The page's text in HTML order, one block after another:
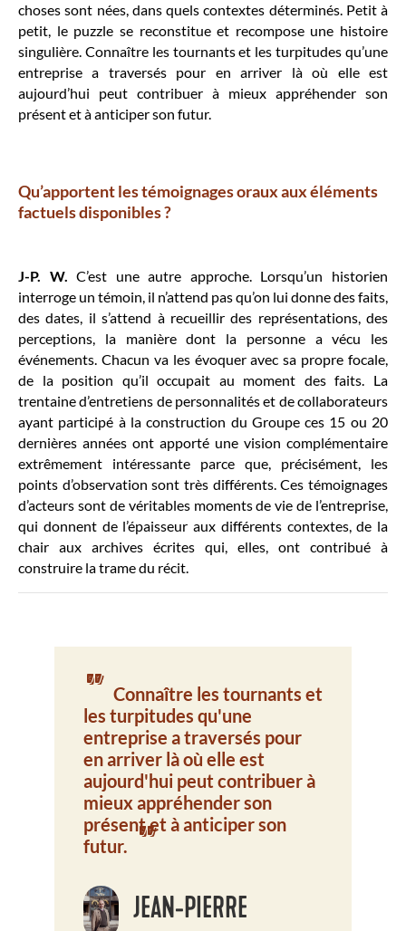
choses sont nées, dans quels contextes déterminés. Petit à
petit, le puzzle se reconstitue et recompose une histoire
singulière. Connaître les tournants et les turpitudes qu’une
entreprise a traversés pour en arriver là où elle est
aujourd’hui peut contribuer à mieux appréhender son
présent et à anticiper son futur.
Qu’apportent les témoignages oraux aux éléments
factuels disponibles ?
J-P. W. C’est une autre approche. Lorsqu’un historien
interroge un témoin, il n’attend pas qu’on lui donne des faits,
des dates, il s’attend à recueillir des représentations, des
perceptions, la manière dont la personne a vécu les
événements. Chacun va les évoquer avec sa propre focale,
de la position qu’il occupait au moment des faits. La
trentaine d’entretiens de personnalités et de collaborateurs
ayant participé à la construction du Groupe ces 15 ou 20
dernières années ont apporté une vision complémentaire
extrêmement intéressante parce que, précisément, les
points d’observation sont très différents. Ces témoignages
d’acteurs sont de véritables moments de vie de l’entreprise,
qui donnent de l’épaisseur aux différents contextes, de la
chair aux archives écrites qui, elles, ont contribué à
construire la trame du récit.
" Connaître les tournants et
les turpitudes qu'une
entreprise a traversés pour
en arriver là où elle est
aujourd'hui peut contribuer à
mieux appréhender son
présent et à anticiper son
futur. "
JEAN-PIERRE